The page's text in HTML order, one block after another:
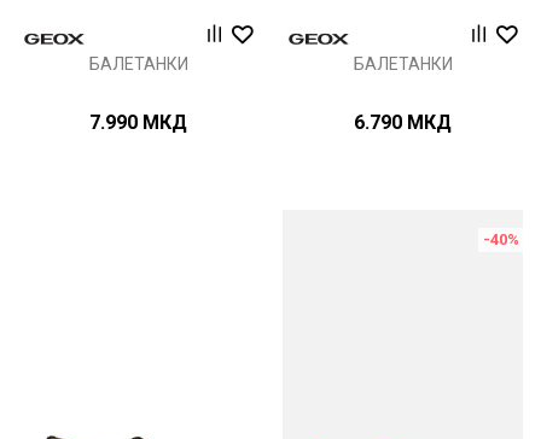
БАЛЕТАНКИ
7.990 МКД
БАЛЕТАНКИ
6.790 МКД
-40%